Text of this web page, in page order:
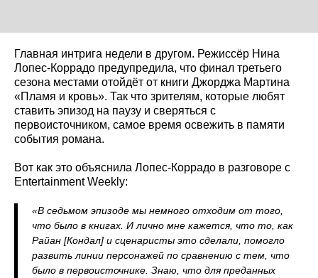
Главная интрига недели в другом. Режиссёр Нина
Лопес-Коррадо предупредила, что финал третьего
сезона местами отойдёт от книги Джорджа Мартина
«Пламя и кровь». Так что зрителям, которые любят
ставить эпизод на паузу и сверяться с
первоисточником, самое время освежить в памяти
события романа.
Вот как это объяснила Лопес-Коррадо в разговоре с
Entertainment Weekly:
«В седьмом эпизоде мы немного отходим от того,
что было в книгах. И лично мне кажется, что то, как
Райан [Кондал] и сценаристы это сделали, помогло
развить линии персонажей по сравнению с тем, что
было в первоисточнике. Знаю, что для преданных